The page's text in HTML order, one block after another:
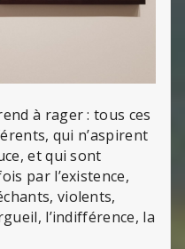
à rager : tous ces
qui n’aspirent
et qui sont
par l’existence,
violents,
l’indifférence, la